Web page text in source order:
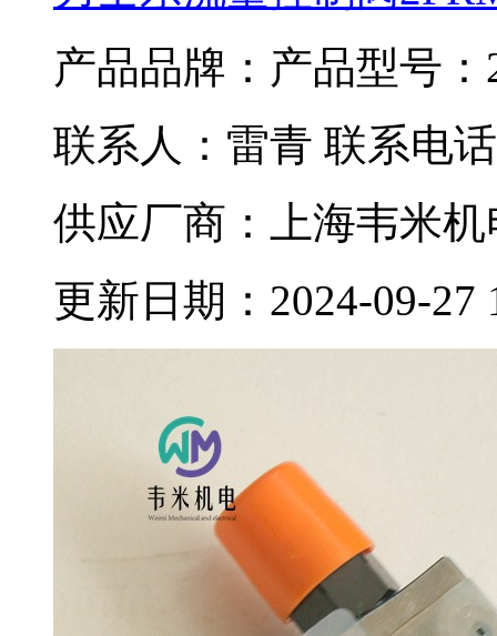
产品品牌： 产品型号：
联系人：雷青 联系电
供应厂商：上海韦米
更新日期：2024-09-27